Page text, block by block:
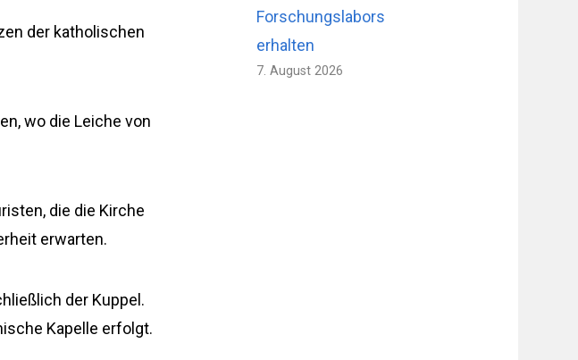
der katholischen
wo die Leiche von
die die Kirche
erwarten.
der Kuppel.
Kapelle erfolgt.
Forschungslabors
erhalten
7. August 2026